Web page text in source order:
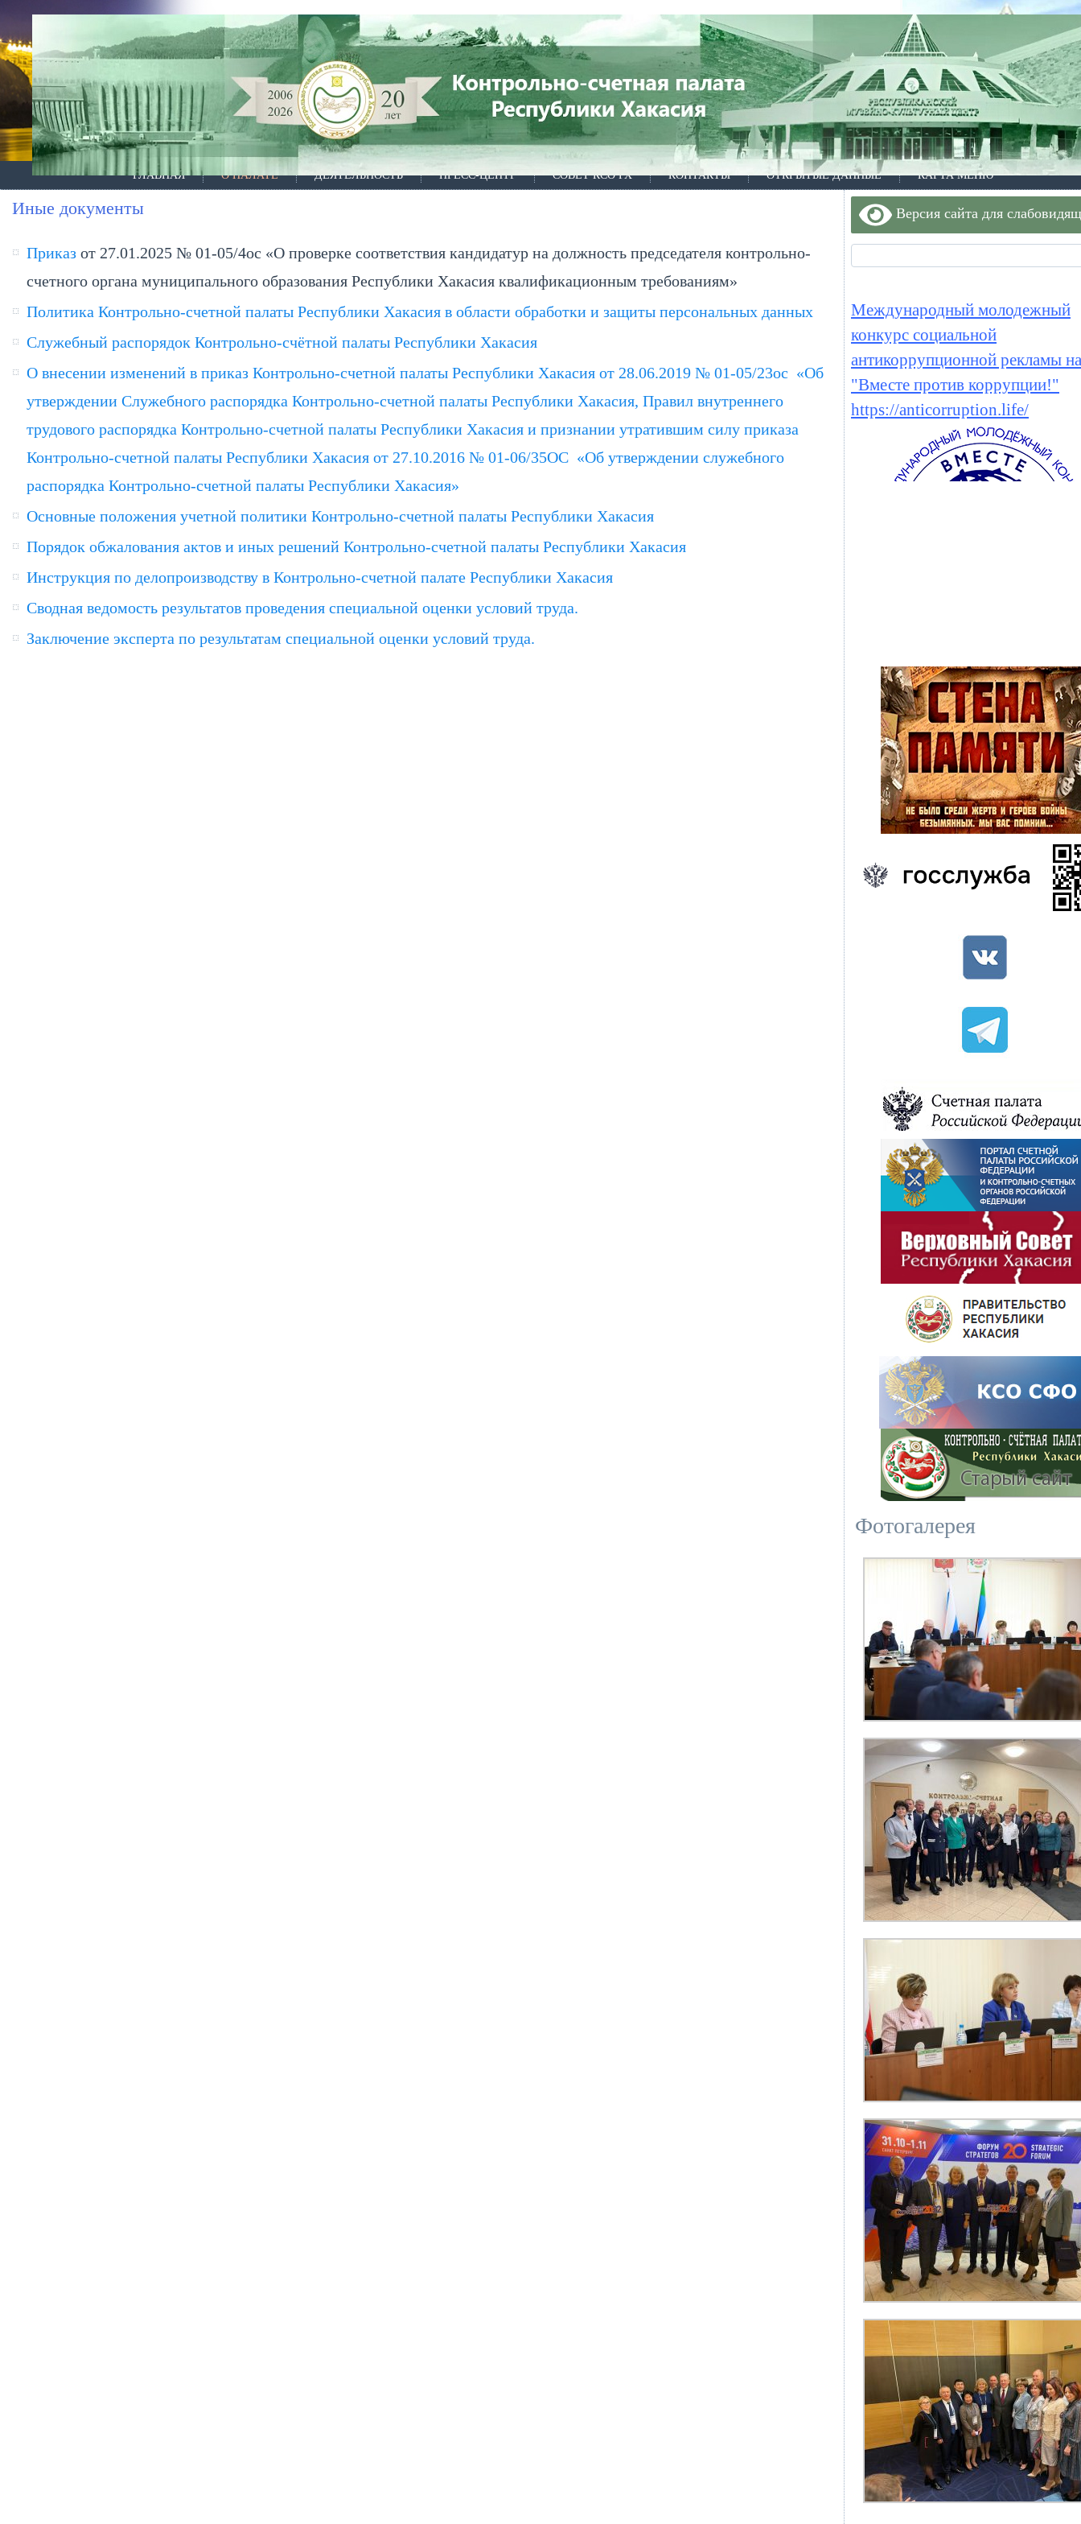
ГЛАВНАЯ О ПАЛАТЕ ДЕЯТЕЛЬНОСТЬ ПРЕСС-ЦЕНТР СОВЕТ КСО РХ КОНТАКТЫ ОТКРЫТЫЕ ДАННЫЕ КАРТА МЕНЮ
Иные документы
Приказ от 27.01.2025 № 01-05/4ос «О проверке соответствия кандидатур на должность председателя контрольно-
счетного органа муниципального образования Республики Хакасия квалификационным требованиям»
Политика Контрольно-счетной палаты Республики Хакасия в области обработки и защиты персональных данных
Служебный распорядок Контрольно-счётной палаты Республики Хакасия
О внесении изменений в приказ Контрольно-счетной палаты Республики Хакасия от 28.06.2019 № 01-05/23ос «Об
утверждении Служебного распорядка Контрольно-счетной палаты Республики Хакасия, Правил внутреннего
трудового распорядка Контрольно-счетной палаты Республики Хакасия и признании утратившим силу приказа
Контрольно-счетной палаты Республики Хакасия от 27.10.2016 № 01-06/35ОС «Об утверждении служебного
распорядка Контрольно-счетной палаты Республики Хакасия»
Основные положения учетной политики Контрольно-счетной палаты Республики Хакасия
Порядок обжалования актов и иных решений Контрольно-счетной палаты Республики Хакасия
Инструкция по делопроизводству в Контрольно-счетной палате Республики Хакасия
Сводная ведомость результатов проведения специальной оценки условий труда.
Заключение эксперта по результатам специальной оценки условий труда.
Версия сайта для
Международный молодежный
конкурс социальной
антикоррупционной рекламы
"Вместе против коррупции!"
https://anticorruption.life/
Фотогалерея